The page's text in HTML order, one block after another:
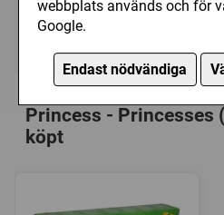
webbplats används och för
Google.
Endast nödvändiga
Personer som har
Princess - Princesses
köpt